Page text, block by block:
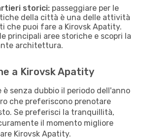
storici: passeggiare per le
della città è una delle attività
che puoi fare a Kirovsk Apatity.
principali aree storiche e scopri la
architettura.
a Kirovsk Apatity
è senza dubbio il periodo dell'anno
che preferiscono prenotare
Se preferisci la tranquillità,
il momento migliore
Kirovsk Apatity.